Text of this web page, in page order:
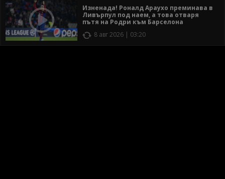
Изненада! Роналд Араухо преминава в
Ливърпул под наем, а това отваря
пътя на Родри към Барселона
8 авг 2026 | 03:20